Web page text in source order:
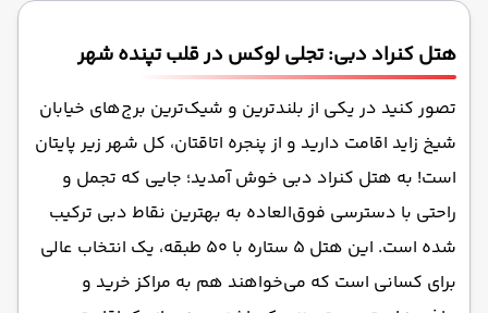
سشوار
ماساژ
سرویس فرنگی
کافه
بار
هتل کنراد دبی: تجلی لوکس در قلب تپنده شهر
تصور کنید در یکی از بلندترین و شیک‌ترین برج‌های خیابان
شیخ زاید اقامت دارید و از پنجره اتاقتان، کل شهر زیر پایتان
است! به هتل کنراد دبی خوش آمدید؛ جایی که تجمل و
راحتی با دسترسی فوق‌العاده به بهترین نقاط دبی ترکیب
شده است. این هتل ۵ ستاره با ۵۰ طبقه، یک انتخاب عالی
برای کسانی است که می‌خواهند هم به مراکز خرید و